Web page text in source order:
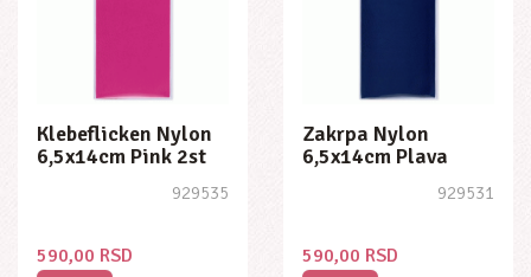
Klebeflicken Nylon
6,5x14cm Pink 2st
929535
590,00 RSD
Zakrpa Nylon
6,5x14cm Plava
929531
590,00 RSD